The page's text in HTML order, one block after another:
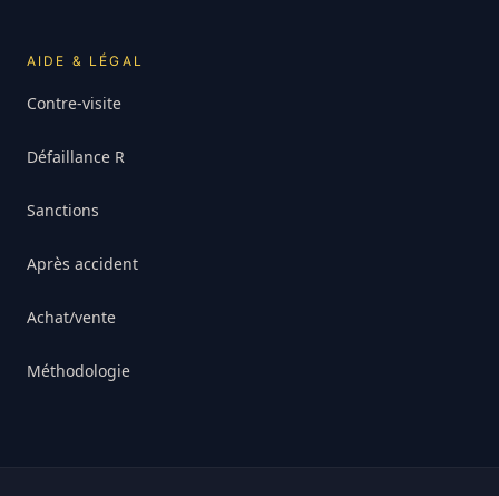
AIDE & LÉGAL
Contre-visite
Défaillance R
Sanctions
Après accident
Achat/vente
Méthodologie